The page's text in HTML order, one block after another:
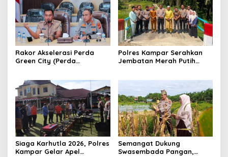
Rakor Akselerasi Perda
Green City (Perda
Lingkungan Hidup Kota
Pekanbaru dan Tim Pakar
Polres Kampar Serahkan
Jembatan Merah Putih
Siaga Karhutla 2026, Polres
Kampar Gelar Apel
Semangat Dukung
Swasembada Pangan,